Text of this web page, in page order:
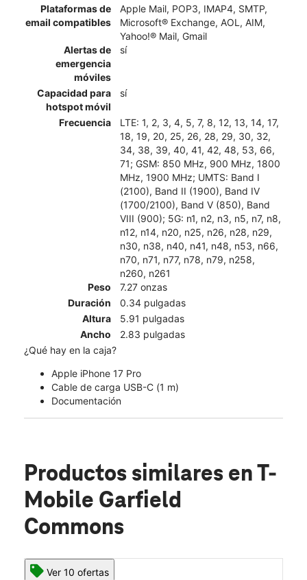
Plataformas de
email compatibles
Apple Mail, POP3, IMAP4, SMTP,
Microsoft® Exchange, AOL, AIM,
Yahoo!® Mail, Gmail
Alertas de
emergencia
móviles
sí
Capacidad para
hotspot móvil
sí
Frecuencia
LTE: 1, 2, 3, 4, 5, 7, 8, 12, 13, 14, 17,
18, 19, 20, 25, 26, 28, 29, 30, 32,
34, 38, 39, 40, 41, 42, 48, 53, 66,
71; GSM: 850 MHz, 900 MHz, 1800
MHz, 1900 MHz; UMTS: Band I
(2100), Band II (1900), Band IV
(1700/2100), Band V (850), Band
VIII (900); 5G: n1, n2, n3, n5, n7, n8,
n12, n14, n20, n25, n26, n28, n29,
n30, n38, n40, n41, n48, n53, n66,
n70, n71, n77, n78, n79, n258,
n260, n261
Peso
7.27 onzas
Duración
0.34 pulgadas
Altura
5.91 pulgadas
Ancho
2.83 pulgadas
¿Qué hay en la caja?
Apple iPhone 17 Pro
Cable de carga USB-C (1 m)
Documentación
Productos similares en T-
Mobile Garfield
Commons
Ver 10 ofertas